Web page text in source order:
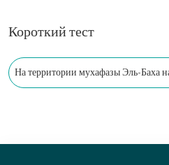
Короткий тест
На территории мухафазы Эль-Баха